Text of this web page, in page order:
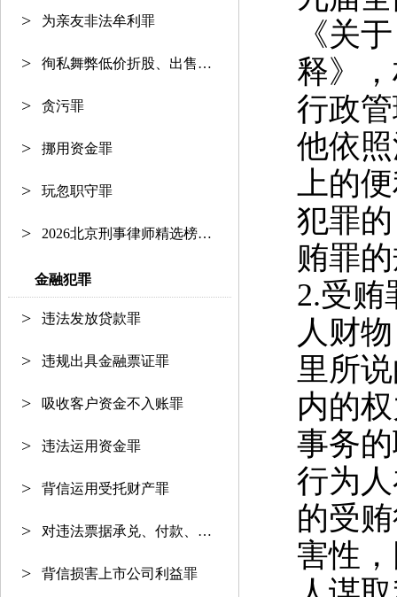
为亲友非法牟利罪
徇私舞弊低价折股、出售国有资产
贪污罪
挪用资金罪
玩忽职守罪
2026北京刑事律师精选榜单：资深护
金融犯罪
违法发放贷款罪
违规出具金融票证罪
吸收客户资金不入账罪
违法运用资金罪
背信运用受托财产罪
对违法票据承兑、付款、保证罪
背信损害上市公司利益罪
《关
释》
行政
他依
上的
犯罪
贿罪
2.受贿
人财
里所
内的
事务
行为
的受
害性